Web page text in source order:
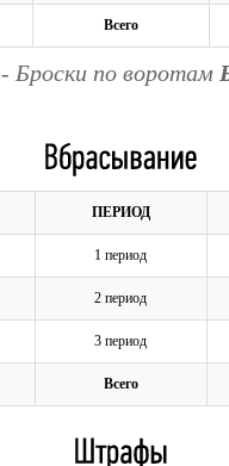
Всего
- Броски по воротам
ПЕРИОД
1 период
2 период
3 период
Всего